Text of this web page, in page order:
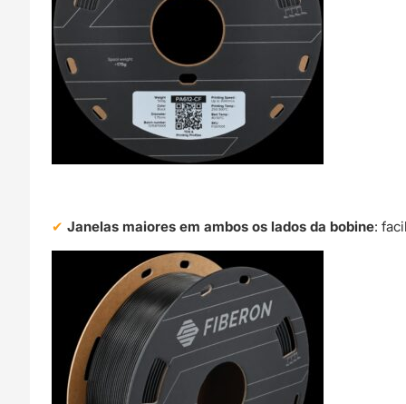
Janelas maiores em ambos os lados da bobine: